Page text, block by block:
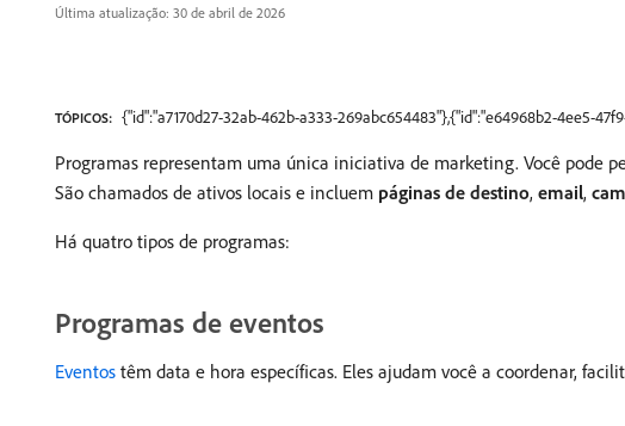
Última atualização: 30 de abril de 2026
TÓPICOS: {"id":"a7170d27-32ab-462b-a333-269abc654483"},{"id":"e64968b2-4ee5-
Programas representam uma única iniciativa de marketing. Você pode
São chamados de ativos locais e incluem páginas de destino, email,
Há quatro tipos de programas:
Programas de eventos
Eventos têm data e hora específicas. Eles ajudam você a coordenar,